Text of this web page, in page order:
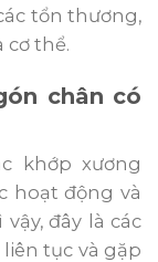
tổn thương,
cơ thể.
chân có
khớp xương
hoạt động và
đây là các
tục và gặp